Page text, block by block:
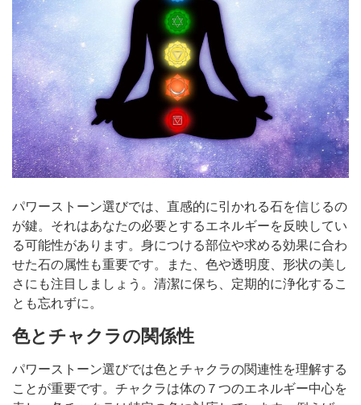
パワーストーン選びでは、直感的に引かれる石を信じるの
が鍵。それはあなたの必要とするエネルギーを反映してい
る可能性があります。身につける部位や求める効果に合わ
せた石の属性も重要です。また、色や透明度、形状の美し
さにも注目しましょう。清潔に保ち、定期的に浄化するこ
とも忘れずに。
色とチャクラの関係性
パワーストーン選びでは色とチャクラの関連性を理解する
ことが重要です。チャクラは体の７つのエネルギー中心を